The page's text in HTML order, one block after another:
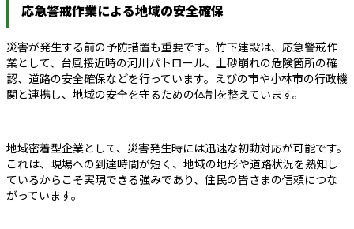
応急警戒作業による地域の安全確保
災害が発生する前の予防措置も重要です。竹下建設は、応急警戒作
業として、台風接近時の河川パトロール、土砂崩れの危険箇所の確
認、道路の安全確保などを行っています。えびの市や小林市の行政機
関と連携し、地域の安全を守るための体制を整えています。
地域密着型企業として、災害発生時には迅速な初動対応が可能です。
これは、現場への到達時間が短く、地域の地形や道路状況を熟知し
ているからこそ実現できる強みであり、住民の皆さまの信頼につな
がっています。